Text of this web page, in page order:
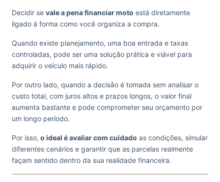
Decidir se vale a pena financiar moto está diretamente
ligado à forma como você organiza a compra.
Quando existe planejamento, uma boa entrada e taxas
controladas, pode ser uma solução prática e viável para
adquirir o veículo mais rápido.
Por outro lado, quando a decisão é tomada sem analisar o
custo total, com juros altos e prazos longos, o valor final
aumenta bastante e pode comprometer seu orçamento por
um longo período.
Por isso, o ideal é avaliar com cuidado as condições, simular
diferentes cenários e garantir que as parcelas realmente
façam sentido dentro da sua realidade financeira.